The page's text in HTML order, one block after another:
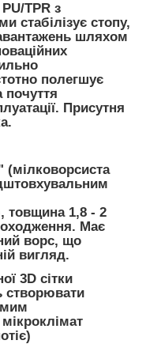
TPR з
стабілізує стопу,
шляхом
полегшує
Присутня
(мілковорсиста
товщина 1,8 - 2
Має
ворс, що
вигляд.
3D сітки
створювати